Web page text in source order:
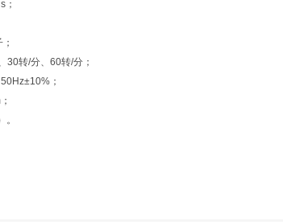
转/分、60转/分；
；